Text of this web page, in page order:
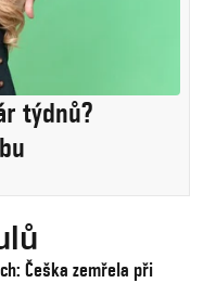
týdnů?
Češka zemřela při